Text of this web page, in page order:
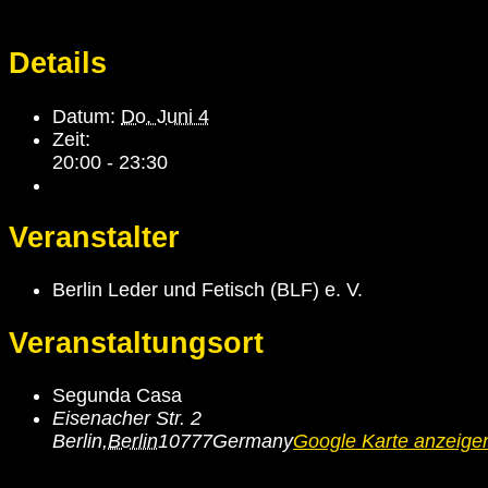
Details
Datum: Do. Juni 4
Zeit:
20:00 - 23:30
Veranstalter
Berlin Leder und Fetisch (BLF) e. V.
Veranstaltungsort
Segunda Casa
Eisenacher Str. 2
Berlin,Berlin10777GermanyGoogle Karte